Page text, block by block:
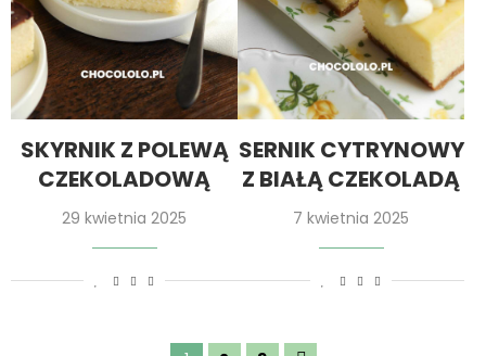
SKYRNIK Z POLEWĄ
CZEKOLADOWĄ
29 kwietnia 2025
SERNIK CYTRYNOWY
Z BIAŁĄ CZEKOLADĄ
7 kwietnia 2025